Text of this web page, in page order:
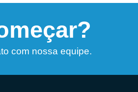
com nossa equipe.